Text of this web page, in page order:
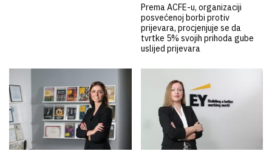
Prema ACFE-u, organizaciji
posvećenoj borbi protiv
prijevara, procjenjuje se da
tvrtke 5% svojih prihoda gube
uslijed prijevara